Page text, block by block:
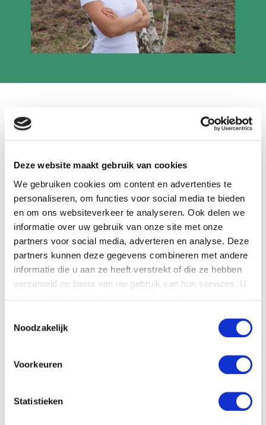
Deze website maakt gebruik van cookies
We gebruiken cookies om content en advertenties te
personaliseren, om functies voor social media te bieden
en om ons websiteverkeer te analyseren. Ook delen we
informatie over uw gebruik van onze site met onze
partners voor social media, adverteren en analyse. Deze
partners kunnen deze gegevens combineren met andere
informatie die u aan ze heeft verstrekt of die ze hebben
verzameld op basis van uw gebruik van hun services. U
Noodzakelijk
Voorkeuren
Statistieken
Volg jij ons al op social media?
Bekend met onze nieuwsbrief?